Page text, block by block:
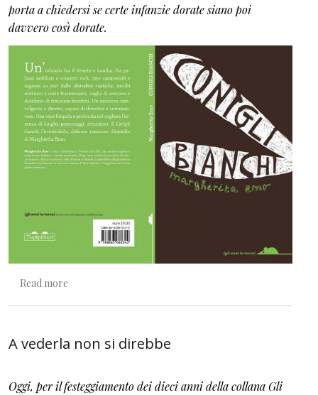
porta a chiedersi se certe infanzie dorate siano poi
davvero così dorate.
Read more
A vederla non si direbbe
Oggi, per il festeggiamento dei dieci anni della collana Gli